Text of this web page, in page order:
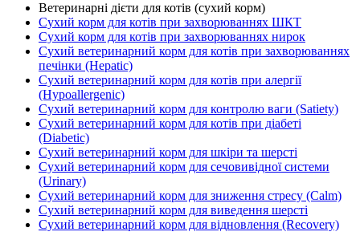
Ветеринарні дієти для котів (сухий корм)
Сухий корм для котів при захворюваннях ШКТ
Сухий корм для котів при захворюваннях нирок
Сухий ветеринарний корм для котів при захворюваннях
печінки (Hepatic)
Сухий ветеринарний корм для котів при алергії
(Hypoallergenic)
Сухий ветеринарний корм для контролю ваги (Satiety)
Сухий ветеринарний корм для котів при діабеті
(Diabetic)
Сухий ветеринарний корм для шкіри та шерсті
Сухий ветеринарний корм для сечовивідної системи
(Urinary)
Сухий ветеринарний корм для зниження стресу (Calm)
Сухий ветеринарний корм для виведення шерсті
Сухий ветеринарний корм для відновлення (Recovery)